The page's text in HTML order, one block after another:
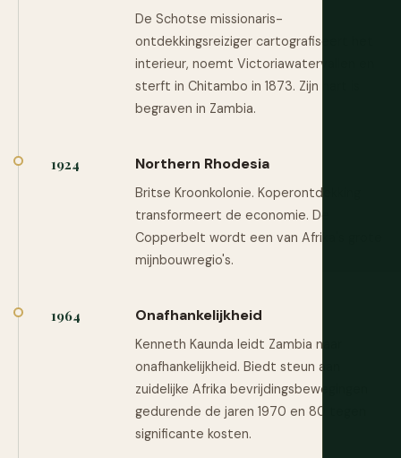
De Schotse missionaris-
ontdekkingsreiziger cartografiseert het
interieur, noemt Victoriawatervallen en
sterft in Chitambo in 1873. Zijn hart is
begraven in Zambia.
1924 Northern Rhodesia
Britse Kroonkolonie. Koperontdekking
transformeert de economie. De
Copperbelt wordt een van Afrika's grote
mijnbouwregio's.
1964 Onafhankelijkheid
Kenneth Kaunda leidt Zambia naar
onafhankelijkheid. Biedt steun aan
zuidelijke Afrika bevrijdingsbewegingen
gedurende de jaren 1970 en 80 tegen
significante kosten.